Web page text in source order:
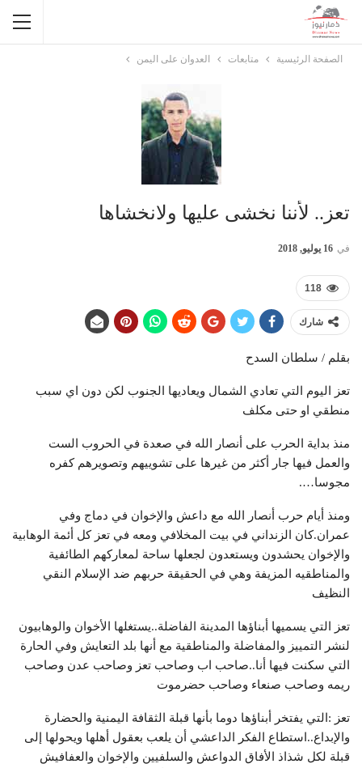
الصفحة الرئيسية متابعات العدوان على اليمن
تعز.. لأننا نخشى عليها ولانخشاها
في 16 يوليو, 2018
118
شارك
بقلم / سلطان السدح
تعز اليوم التي تعادي الشمال ويعاديها الجنوب لكن دون اي سبب
منطقي او حتى مكلف
منذ بداية الحرب على أنصار الله في صعدة في الحروب الست
والعمل فيها جار أكثر من غيرها على تشوييهم وتصويرهم كفره
مجوسا….
ومنذ أيام حرب أنصار الله مع داعش والإخوان في دماج وفي
عمران.كان الزنداني في بيت المخلافي ومعه في تعز كل أئمة الوهابية
والإخوان يحشدون ويستعدون لجعلها ساحة لمعاركهم الطائفية
والمناطقيه المزيفة وهي في الحقيقة حربهم ضد الإسلام النقي
النظيف
تعز التي يسميها أبناؤها المدينة الفاضلة..يستغلها الأخوان والوهابيون
لنشر التمييز والمفاضلة والمناطقية مع أنها بلد التعايش وفي الحارة
التي سكنت فيها أنا..صاحب اب وصاحب تعز وصاحب عدن وصاحب
ريمه وصاحب صنعاء وصاحب حضرموت
تعز :التي يفتخر أبناؤها دوما بأنها قبلة الثقافة اليمنية والحضارة
والإبداع..استطاع الفكر الداعشي أن يلعب بعقول أهلها ويحولها إلى
قبلة لكل شذاذ الأفاق الدواعش والسلفيين والإخوان والعفافيش